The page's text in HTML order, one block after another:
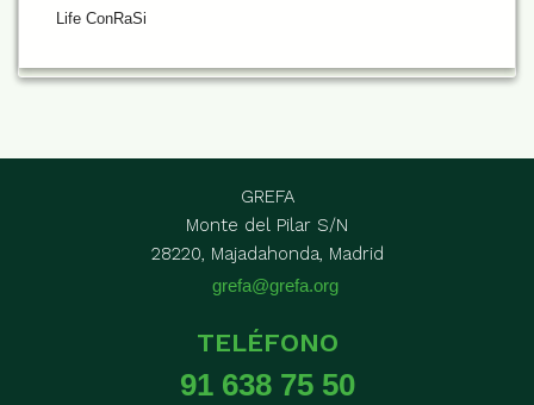
Life ConRaSi
GREFA
Monte del Pilar S/N
28220, Majadahonda, Madrid
grefa@grefa.org
TELÉFONO
91 638 75 50